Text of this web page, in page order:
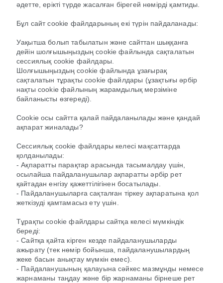
әдетте, ерікті түрде жасалған бірегей нөмірді қамтиды.
Бұл сайт cookie файлдарының екі түрін пайдаланады:
Уақытша болып табылатын және сайттан шыққанға
дейін шолғышыңыздың cookie файлында сақталатын
сессиялық cookie файлдары.
Шолғышыңыздың cookie файлында ұзағырақ
сақталатын тұрақты cookie файлдары (ұзақтығы әрбір
нақты cookie файлының жарамдылық мерзіміне
байланысты өзгереді).
Cookie осы сайтта қалай пайдаланылады және қандай
ақпарат жиналады?
Сессиялық cookie файлдары келесі мақсаттарда
қолданылады:
- Ақпаратты парақтар арасында тасымалдау үшін,
осылайша пайдаланушылар ақпаратты әрбір рет
қайтадан енгізу қажеттілігінен босатылады.
- Пайдаланушыларға сақталған тіркеу ақпаратына қол
жеткізуді қамтамасыз ету үшін.
Тұрақты cookie файлдары сайтқа келесі мүмкіндік
береді:
- Сайтқа қайта кірген кезде пайдаланушыларды
ажырату (тек нөмір бойынша, пайдаланушылардың
жеке басын анықтау мүмкін емес).
- Пайдаланушының қалауына сәйкес мазмұнды немесе
жарнаманы таңдау және бір жарнаманы бірнеше рет